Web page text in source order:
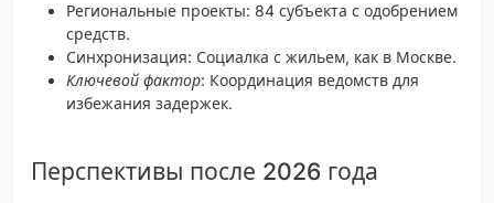
Региональные проекты: 84 субъекта с одобрением
средств.
Синхронизация: Социалка с жильем, как в Москве.
Ключевой фактор: Координация ведомств для
избежания задержек.
Перспективы после 2026 года